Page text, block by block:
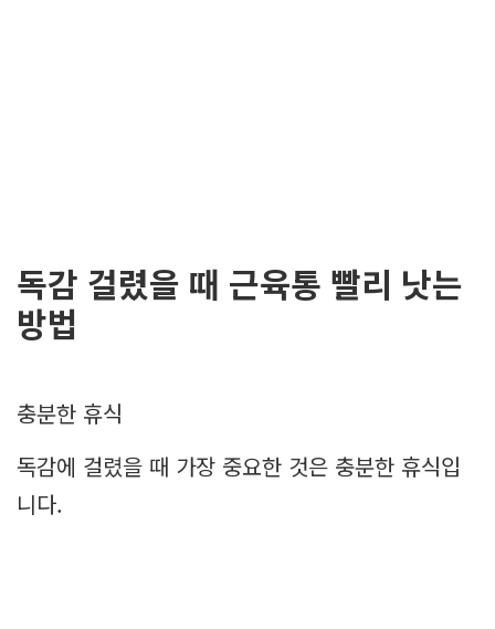
독감 걸렸을 때 근육통 빨리 낫는
방법
충분한 휴식
독감에 걸렸을 때 가장 중요한 것은 충분한 휴식입
니다.